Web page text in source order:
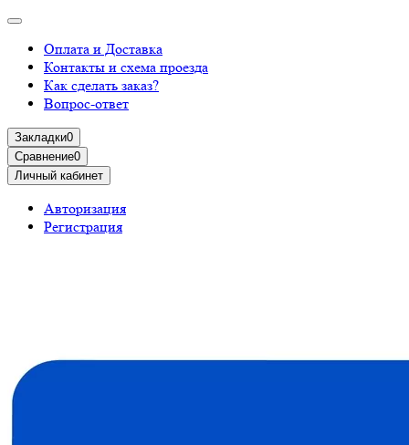
Оплата и Доставка
Контакты и схема проезда
Как сделать заказ?
Вопрос-ответ
Закладки0
Сравнение0
Личный кабинет
Авторизация
Регистрация